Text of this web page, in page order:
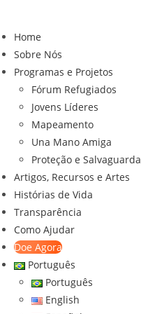
o
conteúdo
Home
Sobre Nós
Programas e Projetos
Fórum Refugiados
Jovens Líderes
Mapeamento
Una Mano Amiga
Proteção e Salvaguarda
Artigos, Recursos e Artes
Histórias de Vida
Transparência
Como Ajudar
Doe Agora
Português
Português
English